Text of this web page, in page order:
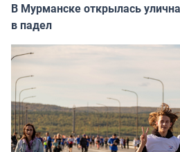
В Мурманске открылась
в падел